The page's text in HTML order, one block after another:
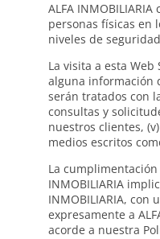
ALFA
personas físicas en
niveles de
La visita a esta
alguna información
serán tratados con
consultas y
nuestros clientes,
medios escritos
La
INMOBILIARIA
INMOBILIARIA,
expresamente a
acorde a nuestra